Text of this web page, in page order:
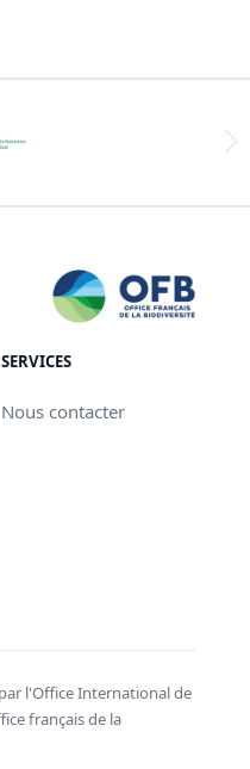
SERVICES
Nous contacter
l'Office International de
français de la